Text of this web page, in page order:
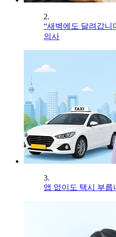
2.
“새벽에도 달려갑니
의사
3.
앱 없이도 택시 부릅